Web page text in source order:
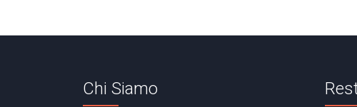
Chi Siamo